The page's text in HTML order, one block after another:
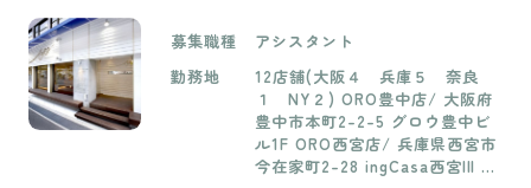
募集職種
アシスタント
勤務地
12店舗(大阪４ 兵庫５ 奈良
１ NY２) ORO豊中店/ 大阪府
豊中市本町2-2-5 グロウ豊中ビ
ル1F ORO西宮店/ 兵庫県西宮市
今在家町2-28 ingCasa西宮III 2